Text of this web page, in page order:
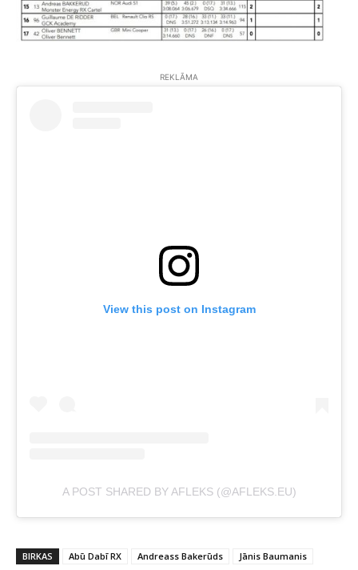
REKLĀMA
View this post on Instagram
A POST SHARED BY AFLEKS (@AFLEKS.EU)
BIRKAS Abū Dabī RX Andreass Bakerūds
Jānis Baumanis